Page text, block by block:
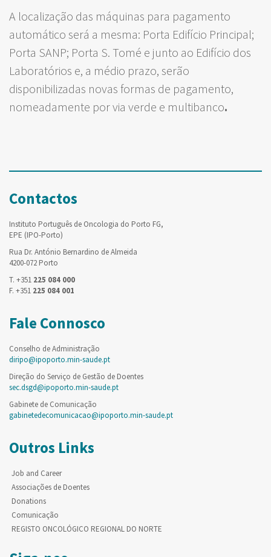
A localização das máquinas para pagamento
automático será a mesma: Porta Edifício Principal;
Porta SANP; Porta S. Tomé e junto ao Edifício dos
Laboratórios e, a médio prazo, serão
disponibilizadas novas formas de pagamento,
nomeadamente por via verde e multibanco.
Contactos
Instituto Português de Oncologia do Porto FG,
EPE (IPO-Porto)
Rua Dr. António Bernardino de Almeida
4200-072 Porto
T. +351 225 084 000
F. +351 225 084 001
Fale Connosco
Conselho de Administração
diripo@ipoporto.min-saude.pt
Direção do Serviço de Gestão de Doentes
sec.dsgd@ipoporto.min-saude.pt
Gabinete de Comunicação
gabinetedecomunicacao@ipoporto.min-saude.pt
Outros Links
Job and Career
Associações de Doentes
Donations
Comunicação
REGISTO ONCOLÓGICO REGIONAL DO NORTE